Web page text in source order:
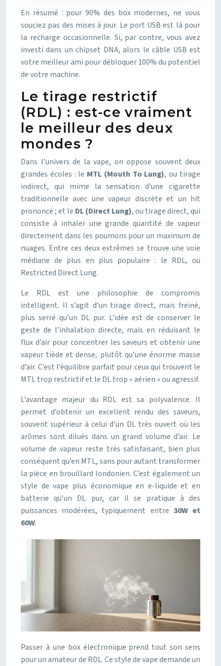
En résumé : pour 90% des box modernes, ne vous
souciez pas des mises à jour. Le port USB est là pour
la recharge occasionnelle. Si, par contre, vous avez
investi dans un chipset DNA, alors le câble USB est
votre meilleur ami pour débloquer 100% du potentiel
de votre machine.
Le tirage restrictif
(RDL) : est-ce vraiment
le meilleur des deux
mondes ?
Dans l’univers de la vape, on oppose souvent deux
grandes écoles : le MTL (Mouth To Lung), ou tirage
indirect, qui mime la sensation d’une cigarette
traditionnelle avec une vapeur discrète et un hit
prononcé ; et le DL (Direct Lung), ou tirage direct, qui
consiste à inhaler une grande quantité de vapeur
directement dans les poumons pour un maximum de
nuages. Entre ces deux extrêmes se trouve une voie
médiane de plus en plus populaire : le RDL, ou
Restricted Direct Lung.
Le RDL est une philosophie de compromis
intelligent. Il s’agit d’un tirage direct, mais freiné,
plus serré qu’un DL pur. L’idée est de conserver le
geste de l’inhalation directe, mais en réduisant le
flux d’air pour concentrer les saveurs et obtenir une
vapeur tiède et dense, plutôt qu’une énorme masse
d’air. C’est l’équilibre parfait pour ceux qui trouvent le
MTL trop restrictif et le DL trop « aérien » ou agressif.
L’avantage majeur du RDL est sa polyvalence. Il
permet d’obtenir un excellent rendu des saveurs,
souvent supérieur à celui d’un DL très ouvert où les
arômes sont dilués dans un grand volume d’air. Le
volume de vapeur reste très satisfaisant, bien plus
conséquent qu’en MTL, sans pour autant transformer
la pièce en brouillard londonien. C’est également un
style de vape plus économique en e-liquide et en
batterie qu’un DL pur, car il se pratique à des
puissances modérées, typiquement entre 30W et
60W.
Passer à une box électronique prend tout son sens
pour un amateur de RDL. Ce style de vape demande un